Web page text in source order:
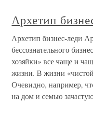
Архетип
Архетип бизнес-леди
бессознательного
хозяйки» все чаще и
жизни. В жизни
Очевидно, например,
на дом и семью